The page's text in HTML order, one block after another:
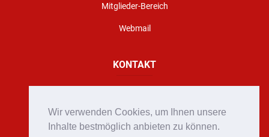
Wir verwenden Cookies, um Ihnen unsere
Inhalte bestmöglich anbieten zu können.
Mitglieder-Bereich
Webmail
KONTAKT
office@stadtfeuerwehr-weiz.at